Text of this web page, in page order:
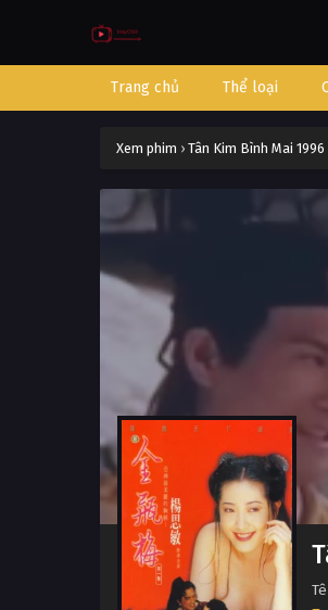
Trang chủ Thể loại
Xem phim › Tân Kim Bình Mai 1996